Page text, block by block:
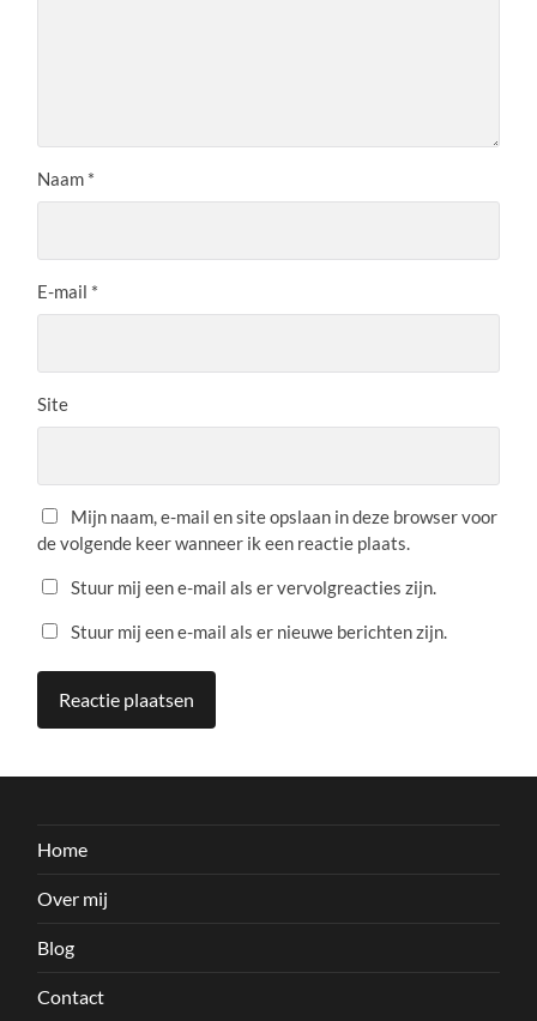
Naam *
E-mail *
Site
Mijn naam, e-mail en site opslaan in deze browser voor
de volgende keer wanneer ik een reactie plaats.
Stuur mij een e-mail als er vervolgreacties zijn.
Stuur mij een e-mail als er nieuwe berichten zijn.
Home
Over mij
Blog
Contact